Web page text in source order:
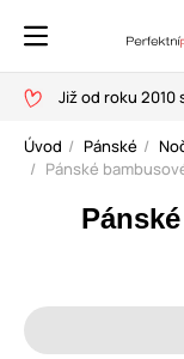
Již od roku 2010
Úvod Pánské
Pánské